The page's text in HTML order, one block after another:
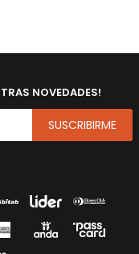
NOVEDADES!
SUSCRIBIRME